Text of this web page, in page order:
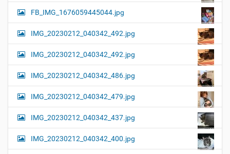
FB_IMG_1676059445044.jpg
IMG_20230212_040342_492.jpg
IMG_20230212_040342_492.jpg
IMG_20230212_040342_486.jpg
IMG_20230212_040342_479.jpg
IMG_20230212_040342_437.jpg
IMG_20230212_040342_400.jpg